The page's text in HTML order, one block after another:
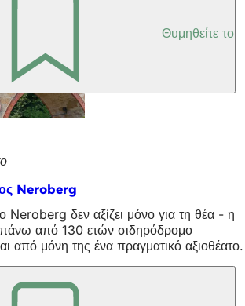
Θυμηθείτε το
Neroberg
Neroberg δεν αξίζει μόνο για τη θέα - η
πάνω από 130 ετών σιδηρόδρομο
από μόνη της ένα πραγματικό αξιοθέατο.